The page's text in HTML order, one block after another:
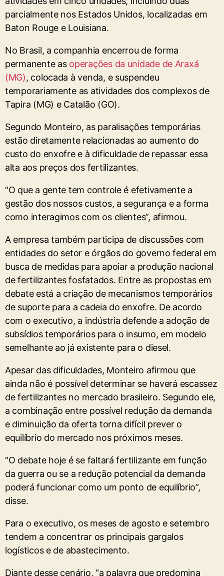
parcialmente nos Estados Unidos, localizadas em
Baton Rouge e Louisiana.
No Brasil, a companhia encerrou de forma
permanente as operações da unidade de Araxá
(MG), colocada à venda, e suspendeu
temporariamente as atividades dos complexos de
Tapira (MG) e Catalão (GO).
Segundo Monteiro, as paralisações temporárias
estão diretamente relacionadas ao aumento do
custo do enxofre e à dificuldade de repassar essa
alta aos preços dos fertilizantes.
“O que a gente tem controle é efetivamente a
gestão dos nossos custos, a segurança e a forma
como interagimos com os clientes”, afirmou.
A empresa também participa de discussões com
entidades do setor e órgãos do governo federal em
busca de medidas para apoiar a produção nacional
de fertilizantes fosfatados. Entre as propostas em
debate está a criação de mecanismos temporários
de suporte para a cadeia do enxofre. De acordo
com o executivo, a indústria defende a adoção de
subsídios temporários para o insumo, em modelo
semelhante ao já existente para o diesel.
Apesar das dificuldades, Monteiro afirmou que
ainda não é possível determinar se haverá escassez
de fertilizantes no mercado brasileiro. Segundo ele,
a combinação entre possível redução da demanda
e diminuição da oferta torna difícil prever o
equilíbrio do mercado nos próximos meses.
“O debate hoje é se faltará fertilizante em função
da guerra ou se a redução potencial da demanda
poderá funcionar como um ponto de equilíbrio”,
disse.
Para o executivo, os meses de agosto e setembro
tendem a concentrar os principais gargalos
logísticos e de abastecimento.
Diante desse cenário, “a palavra que predomina